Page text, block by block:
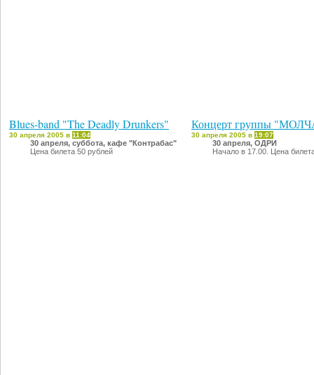
Blues-band "The Deadly Drunkers"
30 апреля 2005 в 11:04
30 апреля, суббота, кафе "Контрабас"
Цена билета 50 рублей
Концерт группы
30 апреля 2005 в 19:07
30 апреля, ОДРИ
Начало в 17.00. Цена